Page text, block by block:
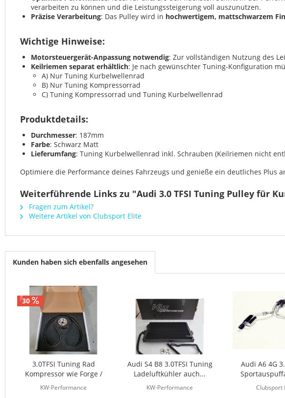
verarbeiten zu können und die Leistungssteigerung voll auszunutzen.
Präzise Verarbeitung: Das Pulley wird in hochwertigem, mattschwarzem
Wichtige Hinweise:
Motorsteuergerät-Anpassung notwendig: Zur vollständigen Nutzung des
Keilriemen separat erhältlich: Je nach gewünschter Tuning-Konfiguration
A) Nur Tuning Kurbelwellenrad
B) Nur Tuning Kompressorrad
C) Tuning Kompressorrad und Tuning Kurbelwellenrad
Produktdetails:
Durchmesser: 187mm
Farbe: Schwarz Matt
Lieferumfang: Tuning Kurbelwellenrad inkl. Schrauben (Keilriemen nicht
Optimiere die Performance deines Fahrzeugs und genieße ein deutliches Plus
Weiterführende Links zu "Audi 3.0 TFSI Tuning Pulley für
Fragen zum Artikel?
Weitere Artikel von Clubsport Elite
Kunden haben sich ebenfalls angesehen
30
3.0TFSI Tuning Rad
Kompressor wie Forge /
APR
KW-Performance
Audi S4 B8 3.0TFSI Tuning
Ladeluftkühler auch...
KW-Performance
Audi A6 4G
Clubsport